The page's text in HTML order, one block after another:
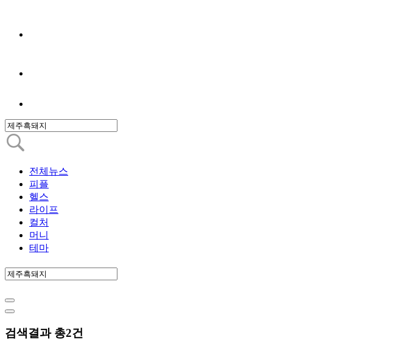
전체뉴스
피플
헬스
라이프
컬처
머니
테마
검색결과 총2건